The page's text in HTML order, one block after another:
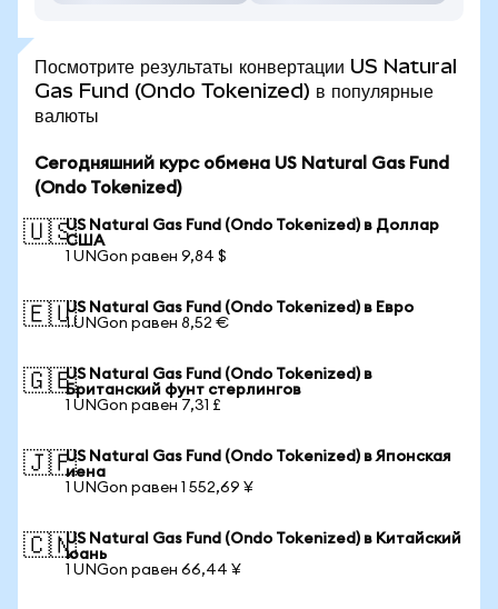
Посмотрите результаты конвертации US Natural
Gas Fund (Ondo Tokenized) в популярные
валюты
Сегодняшний курс обмена US Natural Gas Fund
(Ondo Tokenized)
🇺🇸US Natural Gas Fund (Ondo Tokenized) в Доллар
США
1 UNGon равен 9,84 $
🇪🇺US Natural Gas Fund (Ondo Tokenized) в Евро
1 UNGon равен 8,52 €
🇬🇧US Natural Gas Fund (Ondo Tokenized) в
Британский фунт стерлингов
1 UNGon равен 7,31 £
🇯🇵US Natural Gas Fund (Ondo Tokenized) в Японская
иена
1 UNGon равен 1 552,69 ¥
🇨🇳US Natural Gas Fund (Ondo Tokenized) в Китайский
юань
1 UNGon равен 66,44 ¥